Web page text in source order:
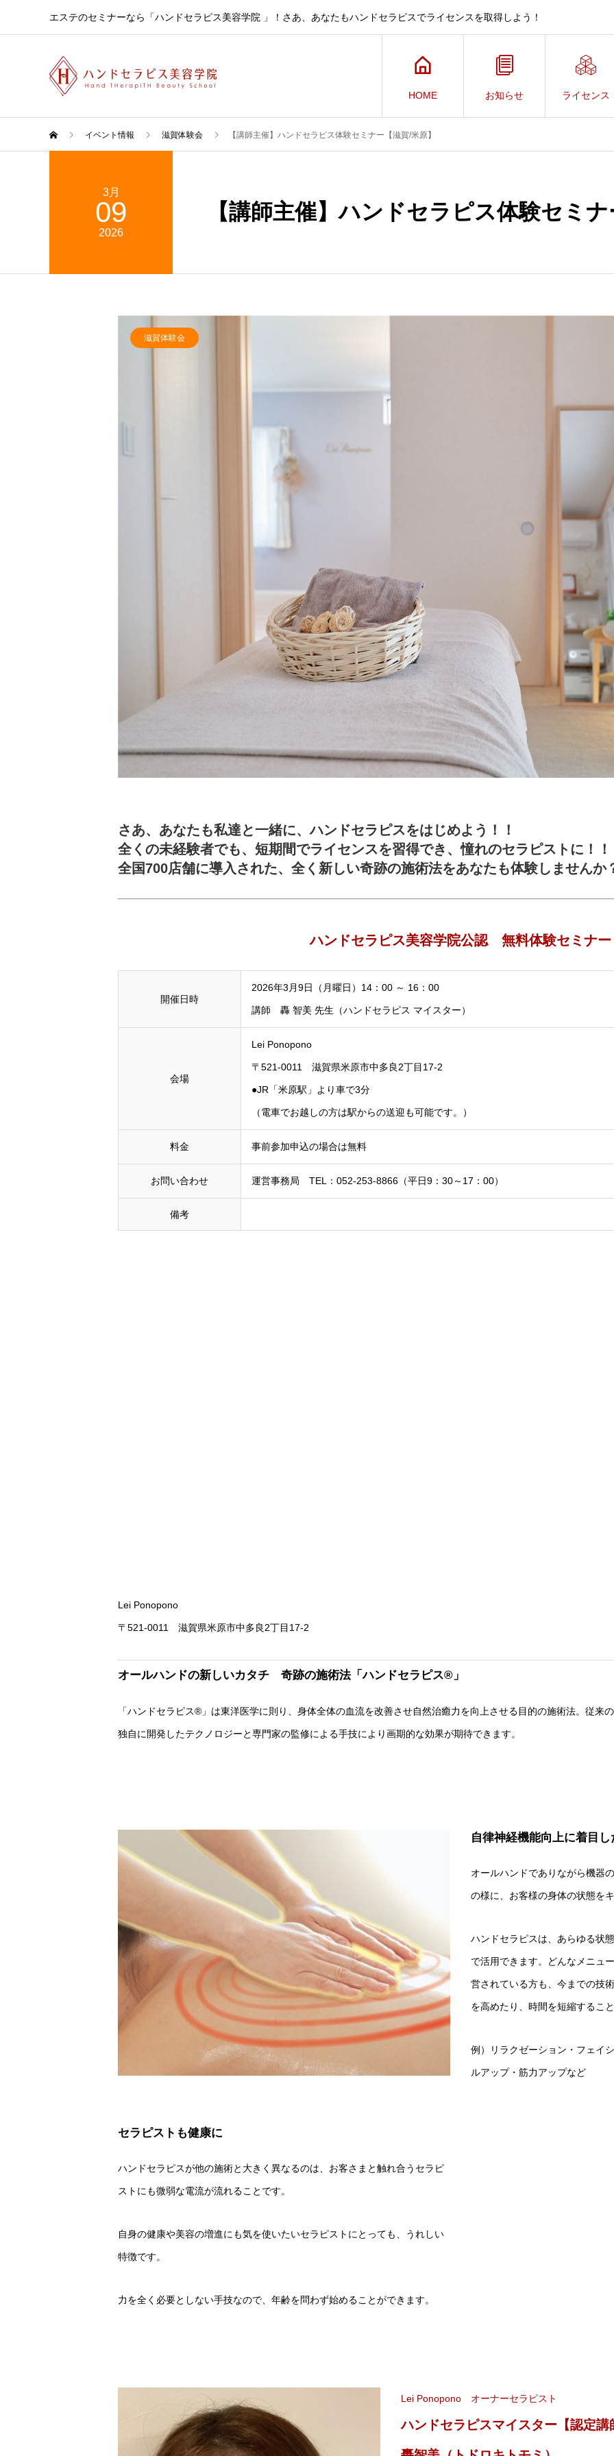
エステのセミナーなら「ハンドセラピス美容学院 」！さあ、あなたもハンドセラピスでライセンスを取得しよう！
HOME お知らせ ライセンス
イベント情報 滋賀体験会 【講師主催】ハンドセラピス体験セミナー【滋賀/米原】
3月
09
2026
【講師主催】ハンドセラピス体験セミ
滋賀体験会
さあ、あなたも私達と一緒に、ハンドセラピスをはじめよう！！
全くの未経験者でも、短期間でライセンスを習得でき、憧れのセラピストに！！
全国700店舗に導入された、全く新しい奇跡の施術法をあなたも体験しませんか
ハンドセラピス美容学院公認 無料体験セミナー
開催日時
2026年3月9日（月曜日）14：00 ～ 16：00
講師 轟 智美 先生（ハンドセラピス マイスター）
会場
Lei Ponopono
〒521-0011 滋賀県米原市中多良2丁目17-2
●JR「米原駅」より車で3分
（電車でお越しの方は駅からの送迎も可能です。）
料金 事前参加申込の場合は無料
お問い合わせ 運営事務局 TEL：052-253-8866（平日9：30～17：00）
備考
Lei Ponopono
〒521-0011 滋賀県米原市中多良2丁目17-2
オールハンドの新しいカタチ 奇跡の施術法「ハンドセラピス®」
「ハンドセラピス®」は東洋医学に則り、身体全体の血流を改善させ自然治癒力を向上させる目的の施術法。従来
独自に開発したテクノロジーと専門家の監修による手技により画期的な効果が期待できます。
自律神経機能向上に着目
オールハンドでありながら機器
の様に、お客様の身体の状態を
ハンドセラピスは、あらゆる状
で活用できます。 どんなメニュ
営されている方も、今までの技
を高めたり、時間を短縮するこ
例）リラクゼーション・フェイ
ルアップ・筋力アップなど
セラピストも健康に
ハンドセラピスが他の施術と大きく異なるのは、お客さまと触れ合うセラピ
ストにも微弱な電流が流れることです。
自身の健康や美容の増進にも気を使いたいセラピストにとっても、うれしい
特徴です。
力を全く必要としない手技なので、年齢を問わず始めることができます。
Lei Ponopono オーナーセラピスト
ハンドセラピスマイスター【認定講